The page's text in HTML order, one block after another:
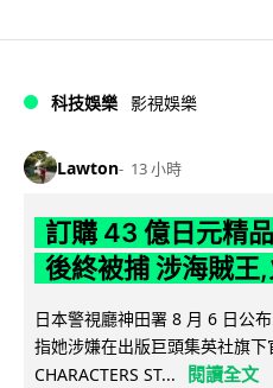
科技娛樂 影視娛樂
Lawton 13 小時
訂購 43 億日元精
後終被捕 涉海賊王
日本警視廳神田署 8 月 6 日公
指她涉嫌在出版巨頭集英社旗下
CHARACTERS ST...
閱讀全文